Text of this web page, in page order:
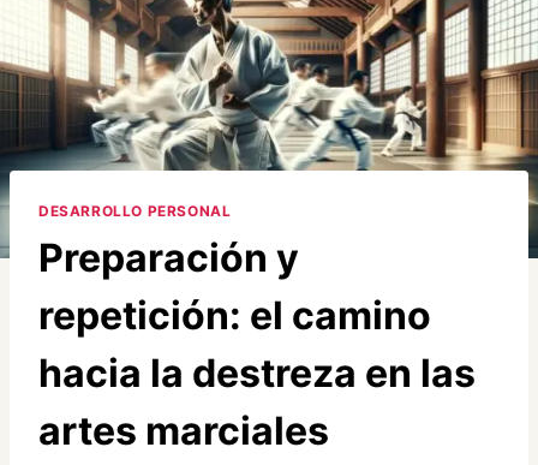
DESARROLLO PERSONAL
Preparación y
repetición: el camino
hacia la destreza en las
artes marciales